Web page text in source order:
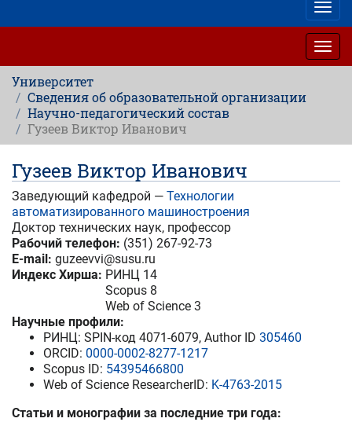
Университет
Сведения об образовательной организации
Научно-педагогический состав
Гузеев Виктор Иванович
Гузеев Виктор Иванович
Заведующий кафедрой — Технологии
автоматизированного машиностроения
Доктор технических наук, профессор
Рабочий телефон: (351) 267-92-73
E-mail: guzeevvi@susu.ru
Индекс Хирша: РИНЦ 14
Scopus 8
Web of Science 3
Научные профили:
РИНЦ: SPIN-код 4071-6079, Author ID 305460
ORCID: 0000-0002-8277-1217
Scopus ID: 54395466800
Web of Science ResearcherID: K-4763-2015
Статьи и монографии за последние три года: